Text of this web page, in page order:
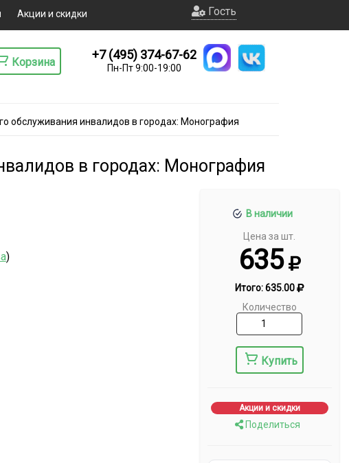
Акции и скидки Гость
Корзина
+7 (495) 374-67-62
Пн-Пт 9:00-19:00
обслуживания инвалидов в городах: Монография
в городах: Монография
В наличии
Цена за шт.
635
Итого:635.00
Количество
Купить
Акции и скидки
Поделиться
)